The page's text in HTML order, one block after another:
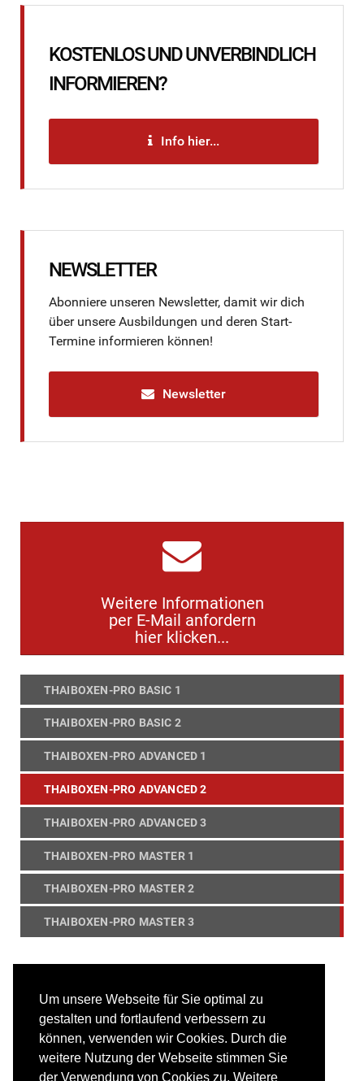
Um unsere Webseite für Sie optimal zu
gestalten und fortlaufend verbessern zu
können, verwenden wir Cookies. Durch die
weitere Nutzung der Webseite stimmen Sie
der Verwendung von Cookies zu. Weitere
KOSTENLOS UND UNVERBINDLICH
INFORMIEREN?
Info hier...
NEWSLETTER
Abonniere unseren Newsletter, damit wir dich
über unsere Ausbildungen und deren Start-
Termine informieren können!
Newsletter
Weitere Informationen
per E-Mail anfordern
hier klicken...
THAIBOXEN-PRO BASIC 1
THAIBOXEN-PRO BASIC 2
THAIBOXEN-PRO ADVANCED 1
THAIBOXEN-PRO ADVANCED 2
THAIBOXEN-PRO ADVANCED 3
THAIBOXEN-PRO MASTER 1
THAIBOXEN-PRO MASTER 2
THAIBOXEN-PRO MASTER 3